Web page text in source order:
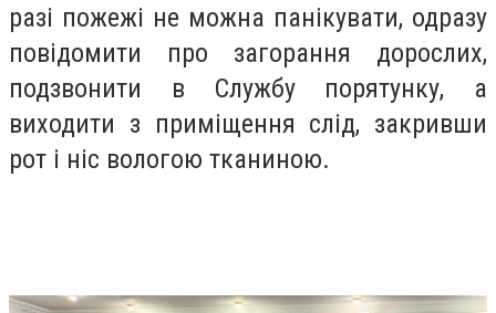
разі пожежі не можна панікувати, одразу
повідомити про загорання дорослих,
подзвонити в Службу порятунку, а
виходити з приміщення слід, закривши
рот і ніс вологою тканиною.